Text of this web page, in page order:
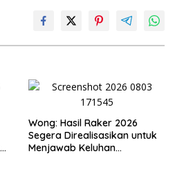
Wong: Hasil Raker 2026
Segera Direalisasikan untuk
Menjawab Keluhan